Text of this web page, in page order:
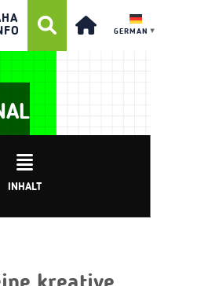
GERMAN ▼
INHALT